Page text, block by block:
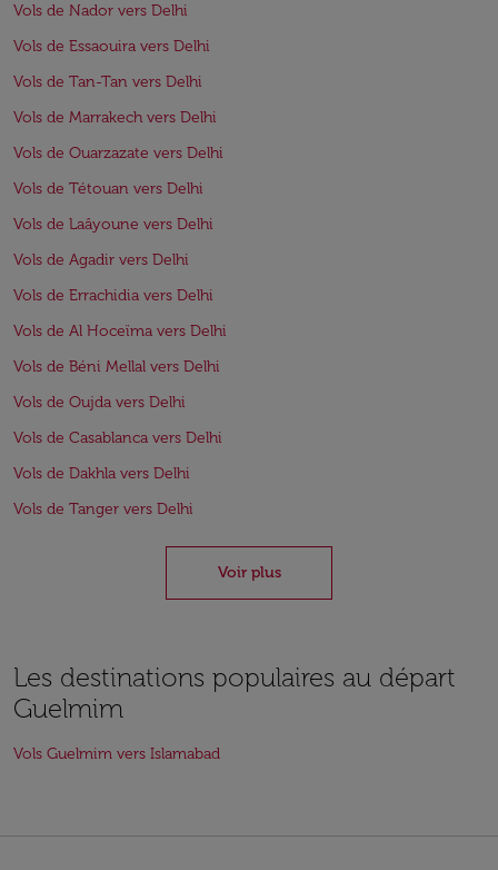
Vols de Nador vers Delhi
Vols de Essaouira vers Delhi
Vols de Tan-Tan vers Delhi
Vols de Marrakech vers Delhi
Vols de Ouarzazate vers Delhi
Vols de Tétouan vers Delhi
Vols de Laâyoune vers Delhi
Vols de Agadir vers Delhi
Vols de Errachidia vers Delhi
Vols de Al Hoceïma vers Delhi
Vols de Béni Mellal vers Delhi
Vols de Oujda vers Delhi
Vols de Casablanca vers Delhi
Vols de Dakhla vers Delhi
Vols de Tanger vers Delhi
Voir plus
Les destinations populaires au départ
Guelmim
Vols Guelmim vers Islamabad